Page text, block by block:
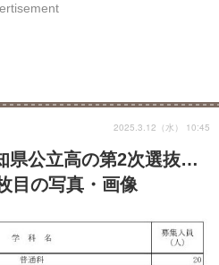
校説明会・相談会
県公立高の第2次選抜…
目の写真・画像
2025.3.12（水） 10:45